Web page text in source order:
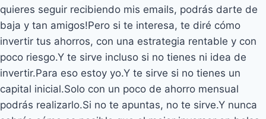
quieres seguir recibiendo mis emails, podrás darte de
baja y tan amigos!Pero si te interesa, te diré cómo
invertir tus ahorros, con una estrategia rentable y con
poco riesgo.Y te sirve incluso si no tienes ni idea de
invertir.Para eso estoy yo.Y te sirve si no tienes un
capital inicial.Solo con un poco de ahorro mensual
podrás realizarlo.Si no te apuntas, no te sirve.Y nunca